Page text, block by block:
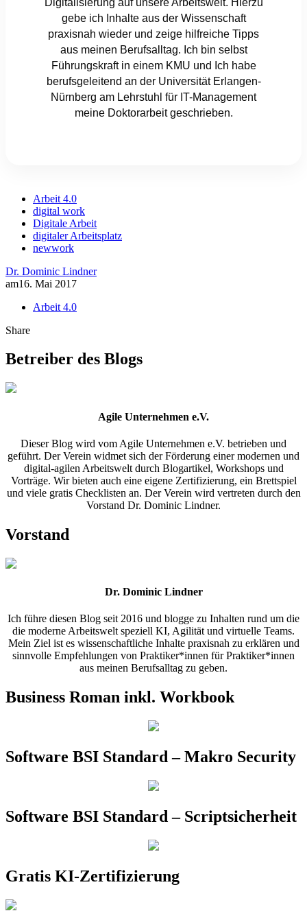
gebe ich Inhalte aus der Wissenschaft
praxisnah wieder und zeige hilfreiche Tipps
aus meinen Berufsalltag. Ich bin selbst
Führungskraft in einem KMU und Ich habe
berufsgeleitend an der Universität Erlangen-
Nürnberg am Lehrstuhl für IT-Management
meine Doktorarbeit geschrieben.
Arbeit 4.0
digital work
Digitale Arbeit
digitaler Arbeitsplatz
newwork
Dr. Dominic Lindner
am16. Mai 2017
Arbeit 4.0
Share
Betreiber des Blogs
Agile Unternehmen e.V.
Dieser Blog wird vom Agile Unternehmen e.V. betrieben und
geführt. Der Verein widmet sich der Förderung einer modernen und
digital-agilen Arbeitswelt durch Blogartikel, Workshops und
Vorträge. Wir bieten auch eine eigene Zertifizierung, ein Brettspiel
und viele gratis Checklisten an. Der Verein wird vertreten durch den
Vorstand Dr. Dominic Lindner.
Vorstand
Dr. Dominic Lindner
Ich führe diesen Blog seit 2016 und blogge zu Inhalten rund um die
die moderne Arbeitswelt speziell KI, Agilität und virtuelle Teams.
Mein Ziel ist es wissenschaftliche Inhalte praxisnah zu erklären und
sinnvolle Empfehlungen von Praktiker*innen für Praktiker*innen
aus meinen Berufsalltag zu geben.
Business Roman inkl. Workbook
Software BSI Standard – Makro Security
Software BSI Standard – Scriptsicherheit
Gratis KI-Zertifizierung